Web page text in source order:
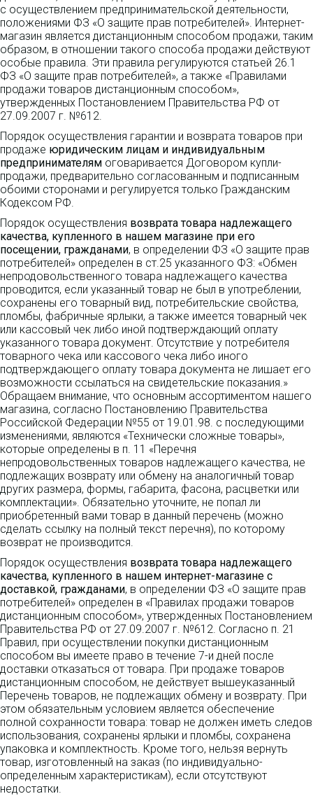
с осуществлением предпринимательской деятельности,
положениями ФЗ «О защите прав потребителей». Интернет-
магазин является дистанционным способом продажи, таким
образом, в отношении такого способа продажи действуют
особые правила. Эти правила регулируются статьей 26.1
ФЗ «О защите прав потребителей», а также «Правилами
продажи товаров дистанционным способом»,
утвержденных Постановлением Правительства РФ от
27.09.2007 г. №612.
Порядок осуществления гарантии и возврата товаров при
продаже юридическим лицам и индивидуальным
предпринимателям оговаривается Договором купли-
продажи, предварительно согласованным и подписанным
обоими сторонами и регулируется только Гражданским
Кодексом РФ.
Порядок осуществления возврата товара надлежащего
качества, купленного в нашем магазине при его
посещении, гражданами, в определении ФЗ «О защите прав
потребителей» определен в ст.25 указанного ФЗ: «Обмен
непродовольственного товара надлежащего качества
проводится, если указанный товар не был в употреблении,
сохранены его товарный вид, потребительские свойства,
пломбы, фабричные ярлыки, а также имеется товарный чек
или кассовый чек либо иной подтверждающий оплату
указанного товара документ. Отсутствие у потребителя
товарного чека или кассового чека либо иного
подтверждающего оплату товара документа не лишает его
возможности ссылаться на свидетельские показания.»
Обращаем внимание, что основным ассортиментом нашего
магазина, согласно Постановлению Правительства
Российской Федерации №55 от 19.01.98. с последующими
изменениями, являются «Технически сложные товары»,
которые определены в п. 11 «Перечня
непродовольственных товаров надлежащего качества, не
подлежащих возврату или обмену на аналогичный товар
других размера, формы, габарита, фасона, расцветки или
комплектации». Обязательно уточните, не попал ли
приобретенный вами товар в данный перечень (можно
сделать ссылку на полный текст перечня), по которому
возврат не производится.
Порядок осуществления возврата товара надлежащего
качества, купленного в нашем интернет-магазине с
доставкой, гражданами, в определении ФЗ «О защите прав
потребителей» определен в «Правилах продажи товаров
дистанционным способом», утвержденных Постановлением
Правительства РФ от 27.09.2007 г. №612. Согласно п. 21
Правил, при осуществлении покупки дистанционным
способом вы имеете право в течение 7-и дней после
доставки отказаться от товара. При продаже товаров
дистанционным способом, не действует вышеуказанный
Перечень товаров, не подлежащих обмену и возврату. При
этом обязательным условием является обеспечение
полной сохранности товара: товар не должен иметь следов
использования, сохранены ярлыки и пломбы, сохранена
упаковка и комплектность. Кроме того, нельзя вернуть
товар, изготовленный на заказ (по индивидуально-
определенным характеристикам), если отсутствуют
недостатки.